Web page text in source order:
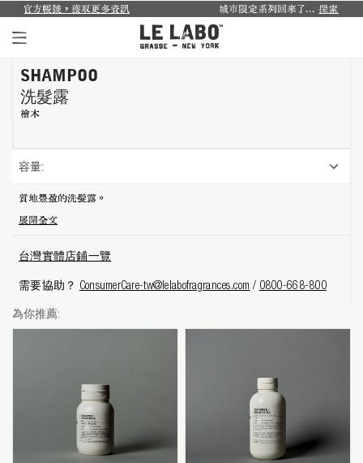
個人香氛系列
室內香氛系列
別緻小物
探索體驗裝
關於我們
更多資訊 城市限定系列回來了...探索禮盒於8月1日至9月30日
SHAMPOO
洗髮露
檜木
容量:
質地豐盈的洗髮露。
展開全文
台灣實體店鋪一覽
需要協助？ ConsumerCare-tw@lelabofragrances.com / 0800-668-800
為你推薦: